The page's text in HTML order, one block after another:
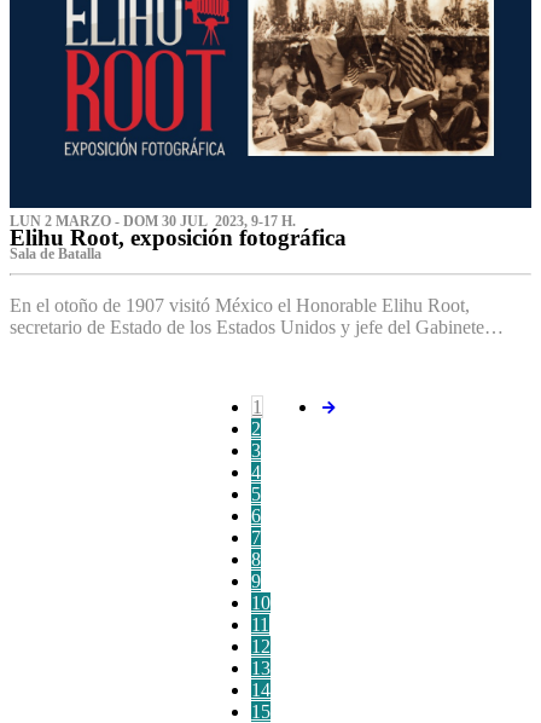
LUN 2 MARZO - DOM 30 JUL 2023, 9-17 H.
Elihu Root, exposición fotográfica
Sala de Batalla
En el otoño de 1907 visitó México el Honorable Elihu Root,
secretario de Estado de los Estados Unidos y jefe del Gabinete…
1
2
3
4
5
6
7
8
9
10
11
12
13
14
15